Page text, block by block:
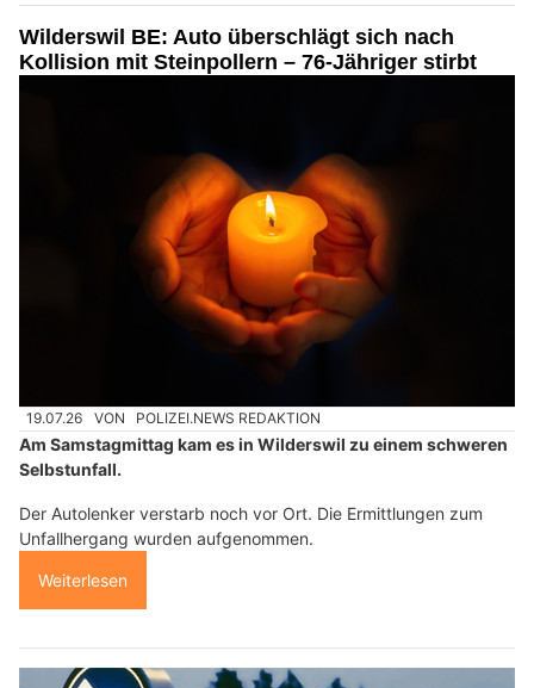
Wilderswil BE: Auto überschlägt sich nach
Kollision mit Steinpollern – 76-Jähriger stirbt
19.07.26 VON POLIZEI.NEWS REDAKTION
Am Samstagmittag kam es in Wilderswil zu einem schweren
Selbstunfall.
Der Autolenker verstarb noch vor Ort. Die Ermittlungen zum
Unfallhergang wurden aufgenommen.
Weiterlesen